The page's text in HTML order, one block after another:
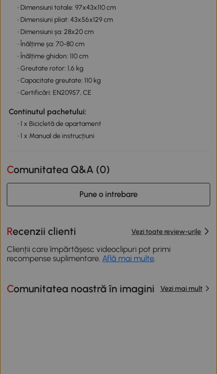
• Dimensiuni totale: 97x43x110 cm
• Dimensiuni pliat: 43x56x129 cm
• Dimensiuni șa: 28x20 cm
• Înălțime șa: 70-80 cm
• Înălțime ghidon: 110 cm
• Greutate rotor: 1,6 kg
• Capacitate greutate: 110 kg
• Certificări: EN20957, CE
Continutul pachetului:
• 1 x Bicicletă de apartament
• 1 x Manual de instrucțiuni
Comunitatea Q&A (0)
Pune o intrebare
Recenzii clienti Vezi toate review-urile
Clienții care împărtășesc videoclipuri pot primi
recompense suplimentare. Află mai multe.
Comunitatea noastră în imagini Vezi mai mult